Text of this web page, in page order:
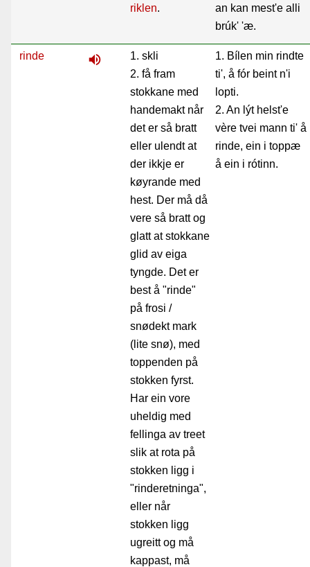
riklen.
an kan mest'e alli
brúk' 'æ.
rinde volume_up
1. skli
2. få fram
stokkane med
handemakt når
det er så bratt
eller ulendt at
der ikkje er
køyrande med
hest. Der må då
vere så bratt og
glatt at stokkane
glid av eiga
tyngde. Det er
best å "rinde"
på frosi /
snødekt mark
(lite snø), med
toppenden på
stokken fyrst.
Har ein vore
uheldig med
fellinga av treet
slik at rota på
stokken ligg i
"rinderetninga",
eller når
stokken ligg
ugreitt og må
kappast, må
1. Bílen min rindte
ti', å fór beint n'i
lopti.
2. An lýt helst'e
vère tvei mann ti' å
rinde, ein i toppæ
å ein i rótinn.